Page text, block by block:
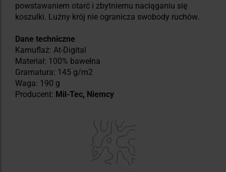
powstawaniem otarć i zbytniemu naciąganiu się
koszulki. Luźny krój nie ogranicza swobody ruchów.
Dane techniczne
Kamuflaż: At-Digital
Materiał: 100% bawełna
Gramatura: 145 g/m2
Waga: 190 g
Producent: Mil-Tec, Niemcy